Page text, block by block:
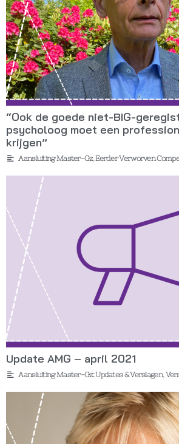
“Ook de goede niet-BIG-
psycholoog moet een
krijgen”
Aansluiting Master-Gz,Eerder Verworven
Update AMG – april 2021
Aansluiting Master-Gz: Updates & Verslagen,